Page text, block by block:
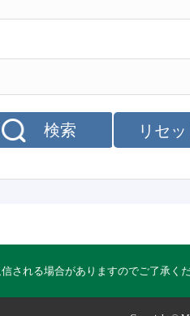
リセッ
検索
される場合がありますのでご了承くだ